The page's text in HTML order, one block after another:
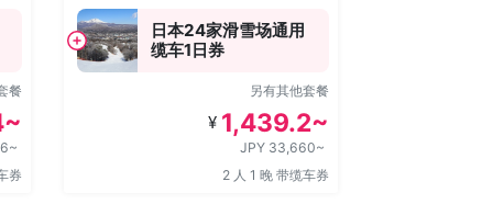
餐
券
日本24家滑雪场通用
缆车1日券
另有其他套餐
¥ 1,439.2~
JPY 33,660~
2 人 1 晚 带缆车券